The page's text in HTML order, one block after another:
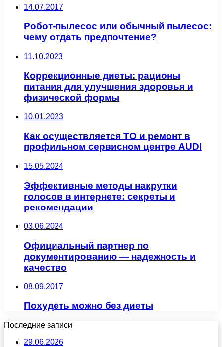
14.07.2017
Робот-пылесос или обычный пылесос:
чему отдать предпочтение?
11.10.2023
Коррекционные диеты: рационы
питания для улучшения здоровья и
физической формы
10.01.2023
Как осуществляется ТО и ремонт в
профильном сервисном центре AUDI
15.05.2024
Эффективные методы накрутки
голосов в интернете: секреты и
рекомендации
03.06.2024
Официальный партнер по
документированию — надежность и
качество
08.09.2017
Похудеть можно без диеты
Последние записи
29.06.2026